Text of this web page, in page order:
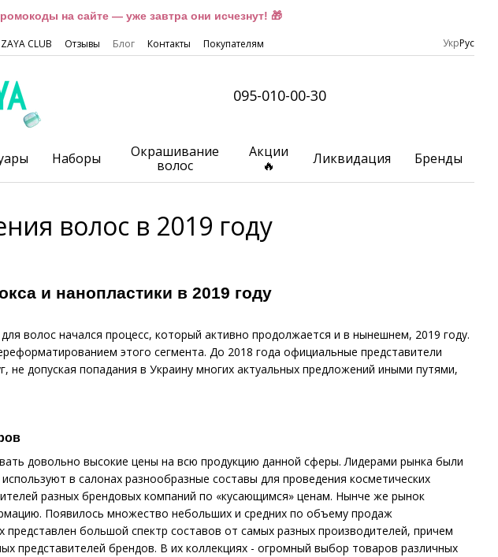
на сайте — уже завтра они исчезнут! 🎁
ZAYA CLUB Отзывы Блог Контакты Покупателям УкрРус
095-010-00-30
Наборы
Окрашивание
волос
Акции
🔥
Ликвидация Бренды
волос в 2019 году
и нанопластики в 2019 году
волос начался процесс, который активно продолжается и в нынешнем, 2019 году.
этого сегмента. До 2018 года официальные представители
допуская попадания в Украину многих актуальных предложений иными путями,
довольно высокие цены на всю продукцию данной сферы. Лидерами рынка были
в салонах разнообразные составы для проведения косметических
разных брендовых компаний по «кусающимся» ценам. Нынче же рынок
Появилось множество небольших и средних по объему продаж
большой спектр составов от самых разных производителей, причем
представителей брендов. В их коллекциях - огромный выбор товаров различных